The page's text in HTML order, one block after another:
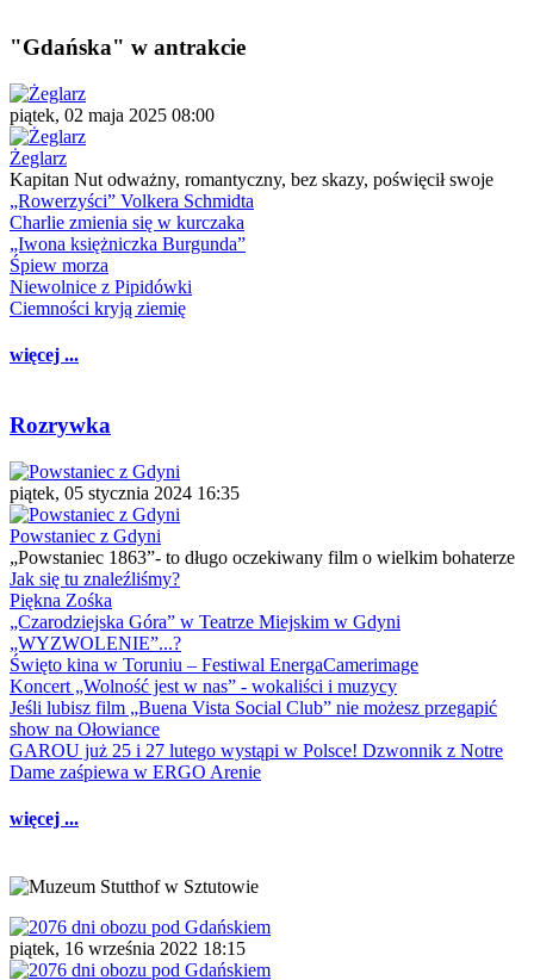
"Gdańska" w antrakcie
piątek, 02 maja 2025 08:00
Żeglarz
Kapitan Nut odważny, romantyczny, bez skazy, poświęcił swoje
„Rowerzyści” Volkera Schmidta
Charlie zmienia się w kurczaka
„Iwona księżniczka Burgunda”
Śpiew morza
Niewolnice z Pipidówki
Ciemności kryją ziemię
więcej ...
Rozrywka
piątek, 05 stycznia 2024 16:35
Powstaniec z Gdyni
„Powstaniec 1863”- to długo oczekiwany film o wielkim bohaterze
Jak się tu znaleźliśmy?
Piękna Zośka
„Czarodziejska Góra” w Teatrze Miejskim w Gdyni
„WYZWOLENIE”...?
Święto kina w Toruniu – Festiwal EnergaCamerimage
Koncert „Wolność jest w nas” - wokaliści i muzycy
Jeśli lubisz film „Buena Vista Social Club” nie możesz przegapić
show na Ołowiance
GAROU już 25 i 27 lutego wystąpi w Polsce! Dzwonnik z Notre
Dame zaśpiewa w ERGO Arenie
więcej ...
piątek, 16 września 2022 18:15